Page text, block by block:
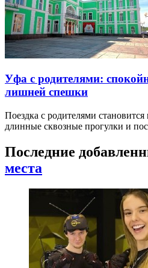
Уфа с родителями:
лишней спешки
Поездка с родителями становится
длинные сквозные прогулки и
Последние
места